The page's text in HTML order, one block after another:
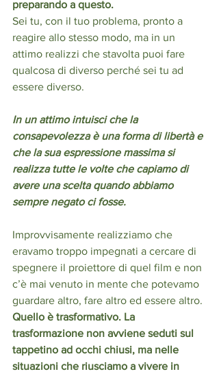
preparando a questo.
Sei tu, con il tuo problema, pronto a
reagire allo stesso modo, ma in un
attimo realizzi che stavolta puoi fare
qualcosa di diverso perché sei tu ad
essere diverso.
In un attimo intuisci che la
consapevolezza è una forma di libertà e
che la sua espressione massima si
realizza tutte le volte che capiamo di
avere una scelta quando abbiamo
sempre negato ci fosse.
Improvvisamente realizziamo che
eravamo troppo impegnati a cercare di
spegnere il proiettore di quel film e non
c’è mai venuto in mente che potevamo
guardare altro, fare altro ed essere altro.
Quello è trasformativo. La
trasformazione non avviene seduti sul
tappetino ad occhi chiusi, ma nelle
situazioni che riusciamo a vivere in